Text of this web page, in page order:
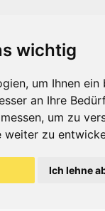
wichtig
um Ihnen ein
an Ihre
um zu
weiter zu
Ich lehne